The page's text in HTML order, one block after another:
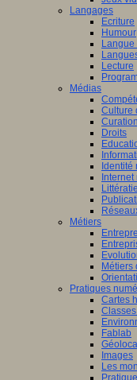
Langages
Ecriture
Humour
Langue
Lecture
Médias
Culture
Curation
Droits
Identité
Métiers
Métiers
Pratiques
Cartes
Fablab
Images
Les